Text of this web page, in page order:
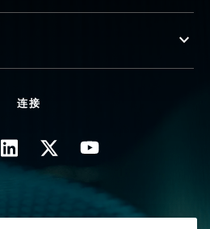
连接
图像 图像 图像